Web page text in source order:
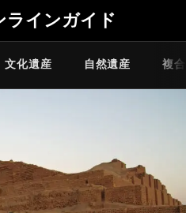
ラインガイド
文化遺産 自然遺産 複